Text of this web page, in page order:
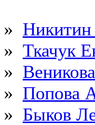
» Никитин
» Ткачук
»
» Попова
» Быков